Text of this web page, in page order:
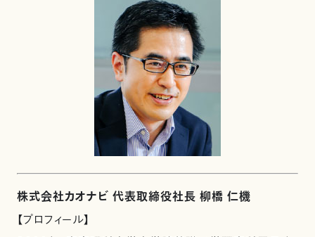
株式会社カオナビ 代表取締役社長 柳橋 仁機
【プロフィール】